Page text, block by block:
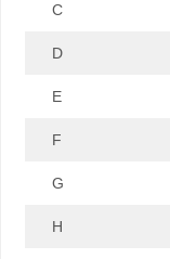
C
D
E
F
G
H